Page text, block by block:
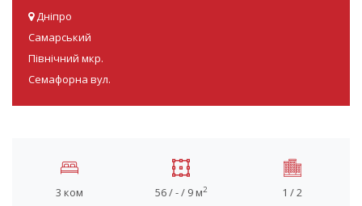
Дніпро
Самарський
Північний мкр.
Семафорна вул.
3 ком 56 / - / 9 м2 1 / 2